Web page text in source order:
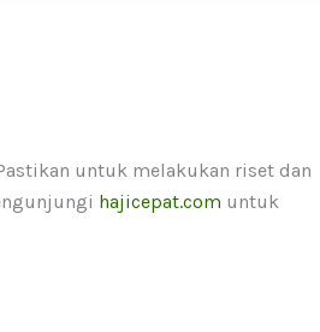
untuk melakukan riset dan
hajicepat.com untuk